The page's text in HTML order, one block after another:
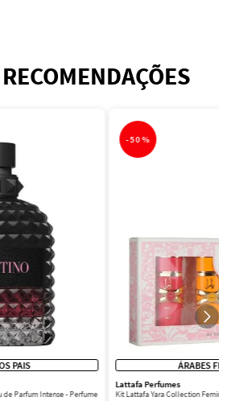
PAIS
de Parfum Intense - Perfume
-50%
ÁRABES
Lattafa Perfumes
Kit Lattafa Yara Collection